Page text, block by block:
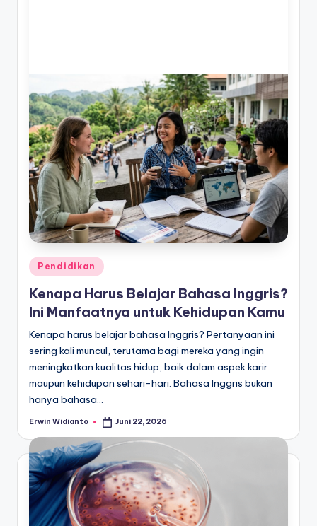
Posted
in
Pendidikan
Kenapa Harus Belajar Bahasa Inggris?
Ini Manfaatnya untuk Kehidupan Kamu
Kenapa harus belajar bahasa Inggris? Pertanyaan ini
sering kali muncul, terutama bagi mereka yang ingin
meningkatkan kualitas hidup, baik dalam aspek karir
maupun kehidupan sehari-hari. Bahasa Inggris bukan
hanya bahasa…
Posted
Erwin Widianto Juni 22, 2026